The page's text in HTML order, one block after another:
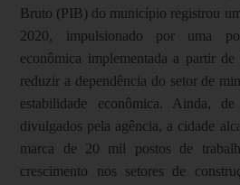
Bruto (PIB) do município registrou
2020, impulsionado por uma
econômica implementada a partir
reduzir a dependência do setor de
estabilidade econômica. Ainda,
divulgados pela agência, a cidade
marca de 20 mil postos de
crescimento nos setores de